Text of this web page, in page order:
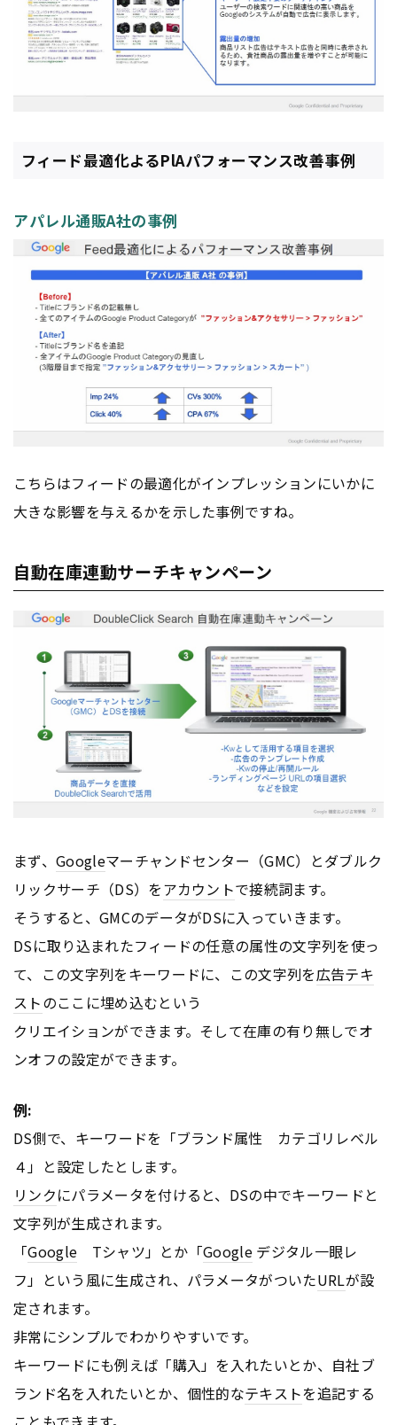
フィード最適化よるPlAパフォーマンス改善事例
アパレル通販A社の事例
こちらはフィードの最適化がインプレッションにいかに
大きな影響を与えるかを示した事例ですね。
自動在庫連動サーチキャンペーン
まず、 Googleマーチャンドセンター（GMC）とダブルク
リックサーチ（DS）をアカウントで接続詞ます。
そうすると、GMCのデータがDSに入っていきます。
DSに取り込まれたフィードの任意の属性の文字列を使っ
て、この文字列をキーワードに、この文字列を広告テキ
ストのここに埋め込むという
クリエイションができます。そして在庫の有り無しでオ
ンオフの設定ができます。
例:
DS側で、キーワードを「ブランド属性 カテゴリレベル
４」と設定したとします。
リンクにパラメータを付けると、DSの中でキーワードと
文字列が生成されます。
「Google Tシャツ」とか「Google デジタル一眼レ
フ」という風に生成され、パラメータがついたURLが設
定されます。
非常にシンプルでわかりやすいです。
キーワードにも例えば「購入」を入れたいとか、自社ブ
ランド名を入れたいとか、個性的なテキストを追記する